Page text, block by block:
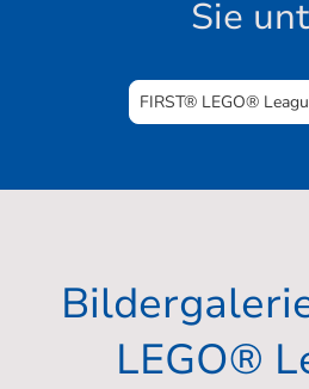
Sie
FIRST® LEGO®
LEGO®